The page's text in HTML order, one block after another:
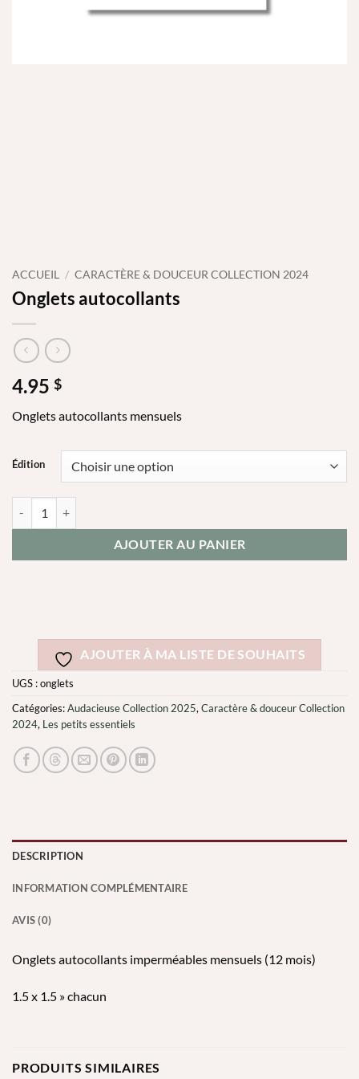
ACCUEIL / CARACTÈRE & DOUCEUR COLLECTION 2024
Onglets autocollants
4.95 $
Onglets autocollants mensuels
Édition
AJOUTER AU PANIER
AJOUTER À MA LISTE DE SOUHAITS
UGS :onglets
Catégories:Audacieuse Collection 2025,Caractère & douceur Collection
2024, Les petits essentiels
DESCRIPTION
INFORMATION COMPLÉMENTAIRE
AVIS (0)
Onglets autocollants imperméables mensuels (12 mois)
1.5 x 1.5 » chacun
PRODUITS SIMILAIRES